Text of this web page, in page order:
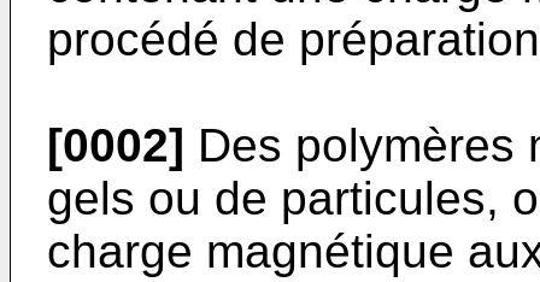
procédé de
[0002] Des polymères
gels ou de particules,
charge magnétique